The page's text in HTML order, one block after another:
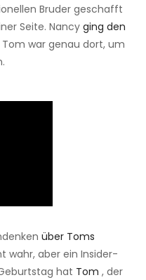
Bruder geschafft
Seite. Nancy ging den
Tom war genau dort, um
über Toms
wahr, aber ein Insider-
hat Tom , der